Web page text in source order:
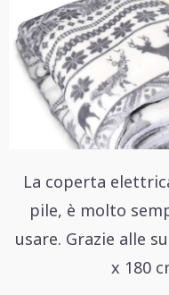
La coperta
pile, è molto
usare. Grazie alle
x 180